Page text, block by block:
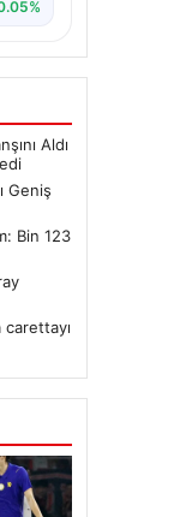
Aldı
Geniş
Bin 123